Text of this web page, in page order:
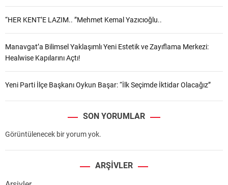
“HER KENT’E LAZIM.. ”Mehmet Kemal Yazıcıoğlu..
Manavgat’a Bilimsel Yaklaşımlı Yeni Estetik ve Zayıflama Merkezi:
Healwise Kapılarını Açtı!
Yeni Parti İlçe Başkanı Oykun Başar: “İlk Seçimde İktidar Olacağız”
SON YORUMLAR
Görüntülenecek bir yorum yok.
ARŞIVLER